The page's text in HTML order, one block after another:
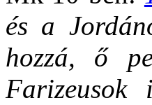
és a
hozzá, ő
Farizeusok